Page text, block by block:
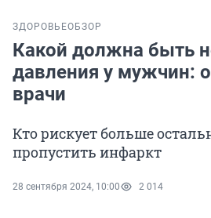
ЗДОРОВЬЕОБЗОР
Какой должна быть
давления у мужчин:
врачи
Кто рискует больше
пропустить инфаркт
28 сентября 2024, 10:00 2 014